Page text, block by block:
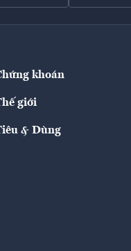
khoán
giới
& Dùng